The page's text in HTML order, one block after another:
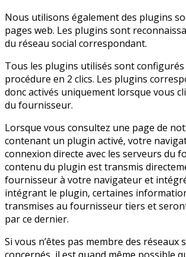
Nous utilisons également des plugins
pages web. Les plugins sont
du réseau social correspondant.
Tous les plugins utilisés sont configurés
procédure en 2 clics. Les plugins
donc activés uniquement lorsque vous
du fournisseur.
Lorsque vous consultez une page de
contenant un plugin activé, votre
connexion directe avec les serveurs du
contenu du plugin est transmis
fournisseur à votre navigateur et
intégrant le plugin, certaines
transmises au fournisseur tiers et
par ce dernier.
Si vous n’êtes pas membre des réseaux